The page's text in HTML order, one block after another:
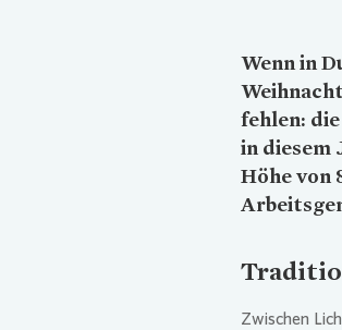
Wenn in
fehlen:
in diesem
Höhe von
Zwischen